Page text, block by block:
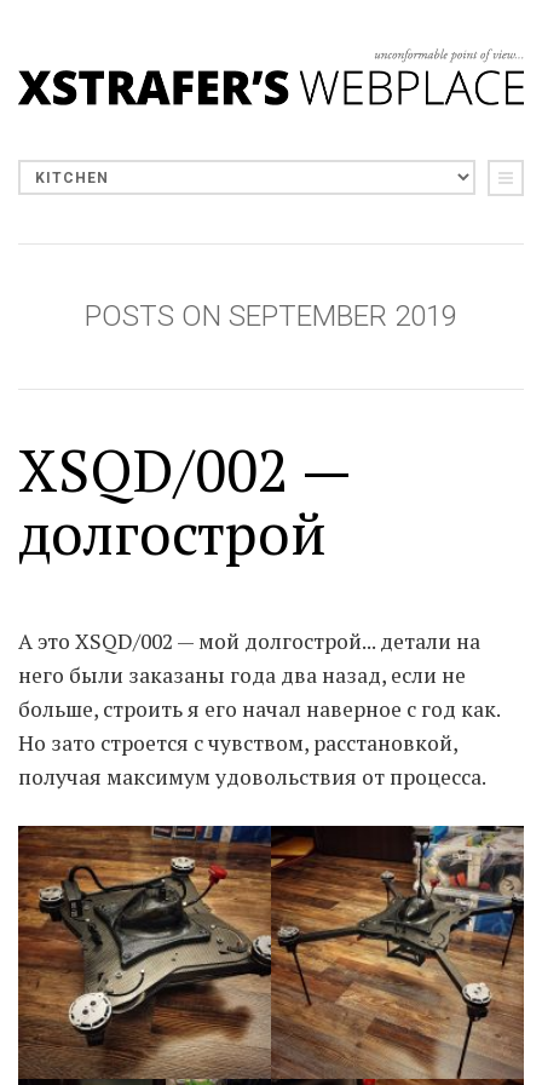
POSTS ON SEPTEMBER 2019
XSQD/002 —
долгострой
А это XSQD/002 — мой долгострой... детали на
него были заказаны года два назад, если не
больше, строить я его начал наверное с год как.
Но зато строется с чувством, расстановкой,
получая максимум удовольствия от процесса.
Blog Archives
To-Do
Wishlist
Связаться со мной
TAGZZZZ
24-70/2.8(52) 35mm/1.4(14)
75mm/f1.2(17) 85/1.4D(15)
automotive(22) Balti(32) D800(88)
drone(19) fujifilm(28) hobby(32)
homestudio(16) howto(17)
Internet(43) Kate(56) kitchen(27)
mavic2pro(20) MavicXS(13)